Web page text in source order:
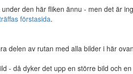
den här fliken ännu - men det är
förstasida.
delen av rutan med alla bilder i här
- då dyker det upp en större bild och